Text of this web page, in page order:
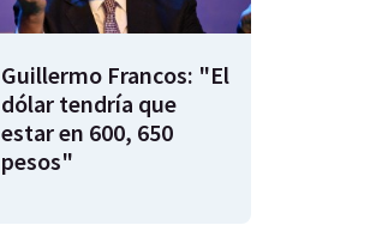
Guillermo Francos: "El
dólar tendría que
estar en 600, 650
pesos"